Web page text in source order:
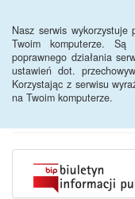
Nasz serwis
Twoim komputerze.
poprawnego działania
ustawień dot.
Korzystając z serwisu
na Twoim komputerze.
BIP -